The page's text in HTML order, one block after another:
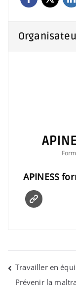
APINESS
Travailler en
Prévenir la